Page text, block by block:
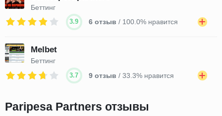
Беттинг
3.9 6 отзыв / 100.0% нравится
Melbet
Беттинг
3.7 9 отзыв / 33.3% нравится
Paripesa Partners отзывы